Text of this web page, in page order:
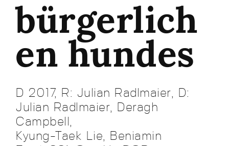
bürgerlich
en hundes
D 2017, R: Julian Radlmaier, D:
Julian Radlmaier, Deragh
Campbell,
Kyung-Taek Lie, Beniamin